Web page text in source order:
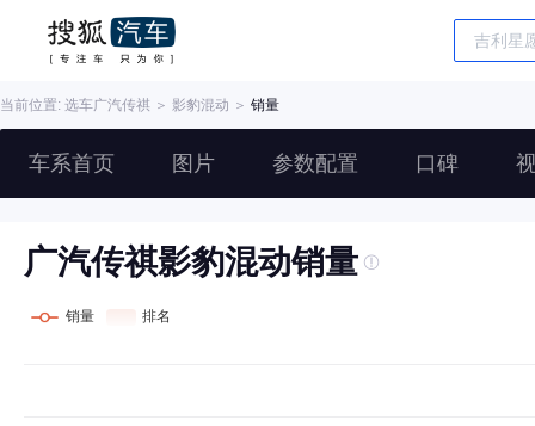
当前位置: 选车广汽传祺 ＞ 影豹混动 ＞ 销量
车系首页 图片 参数配置 口碑
广汽传祺影豹混动销量